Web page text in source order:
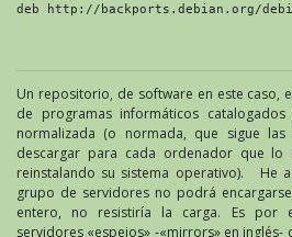
deb http://backports.debian.org/
Un repositorio, de software en este caso,
de programas informáticos
normalizada (o normada, que sigue
descargar para cada ordenador que lo
reinstalando su sistema operativo). He
grupo de servidores no podrá
entero, no resistiría la carga. Es por
servidores «espejos» -«mirrors» en